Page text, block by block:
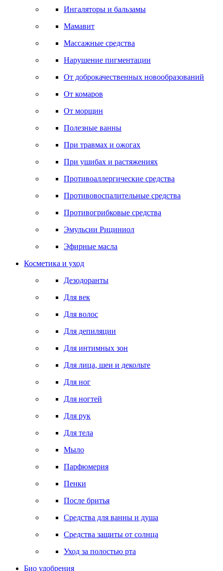
Ингаляторы и бальзамы
Мамавит
Массажные средства
Нарушение пигментации
От доброкачественных новообразований
От комаров
От морщин
Полезные ванны
При травмах и ожогах
При ушибах и растяжениях
Противоаллергические средства
Противовоспалительные средства
Противогрибковые средства
Эмульсии Рициниол
Эфирные масла
Косметика и уход
Дезодоранты
Для век
Для волос
Для депиляции
Для интимных зон
Для лица, шеи и декольте
Для ног
Для ногтей
Для рук
Для тела
Мыло
Парфюмерия
Пенки
После бритья
Средства для ванны и душа
Средства защиты от солнца
Уход за полостью рта
Био удобрения